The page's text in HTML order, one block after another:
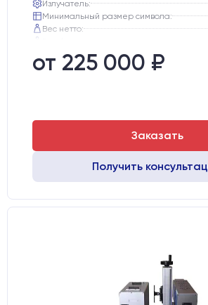
Излучатель:
Минимальный размер символа:
Вес нетто:
Транспортный габарит станка, мм:
от 225 000 ₽
Заказать
Получить